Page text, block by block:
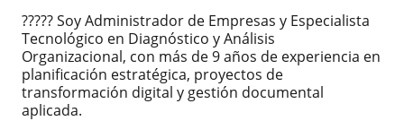
????? Soy Administrador de Empresas y Especialista
Tecnológico en Diagnóstico y Análisis
Organizacional, con más de 9 años de experiencia en
planificación estratégica, proyectos de
transformación digital y gestión documental
aplicada.